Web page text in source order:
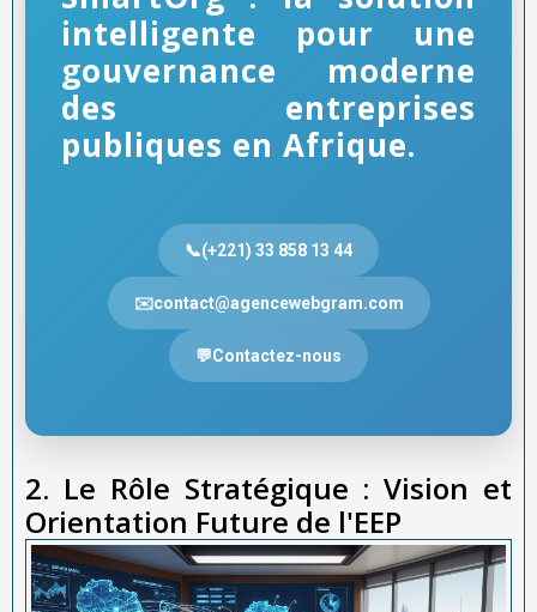
intelligente pour une
gouvernance moderne
des entreprises
publiques en Afrique.
📞(+221) 33 858 13 44
✉️contact@agencewebgram.com
💬Contactez-nous
2. Le Rôle Stratégique : Vision et
Orientation Future de l'EEP